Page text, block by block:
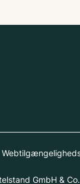
GmbH &